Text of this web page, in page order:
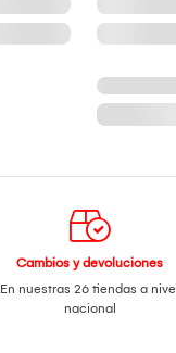
Cambios y devoluciones
En nuestras 26 tiendas a nivel
nacional